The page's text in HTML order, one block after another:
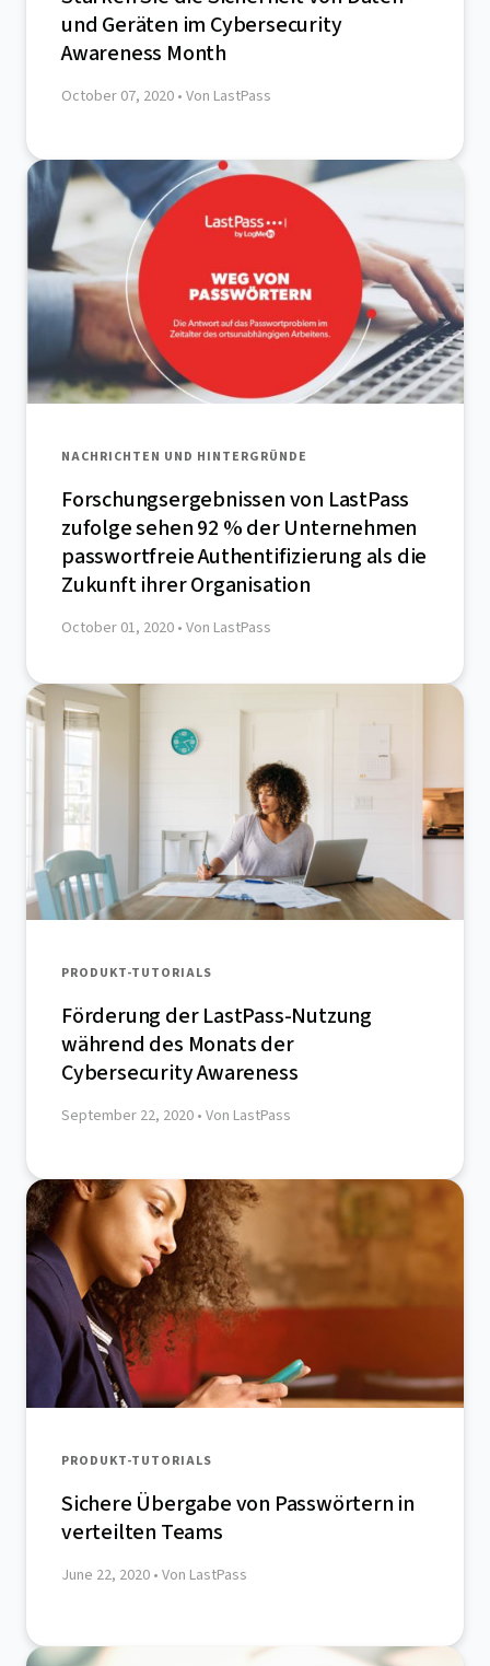
und Geräten im Cybersecurity
Awareness Month
October 07, 2020 • Von LastPass
NACHRICHTEN UND HINTERGRÜNDE
Forschungsergebnissen von LastPass
zufolge sehen 92 % der Unternehmen
passwortfreie Authentifizierung als die
Zukunft ihrer Organisation
October 01, 2020 • Von LastPass
PRODUKT-TUTORIALS
Förderung der LastPass-Nutzung
während des Monats der
Cybersecurity Awareness
September 22, 2020 • Von LastPass
PRODUKT-TUTORIALS
Sichere Übergabe von Passwörtern in
verteilten Teams
June 22, 2020 • Von LastPass